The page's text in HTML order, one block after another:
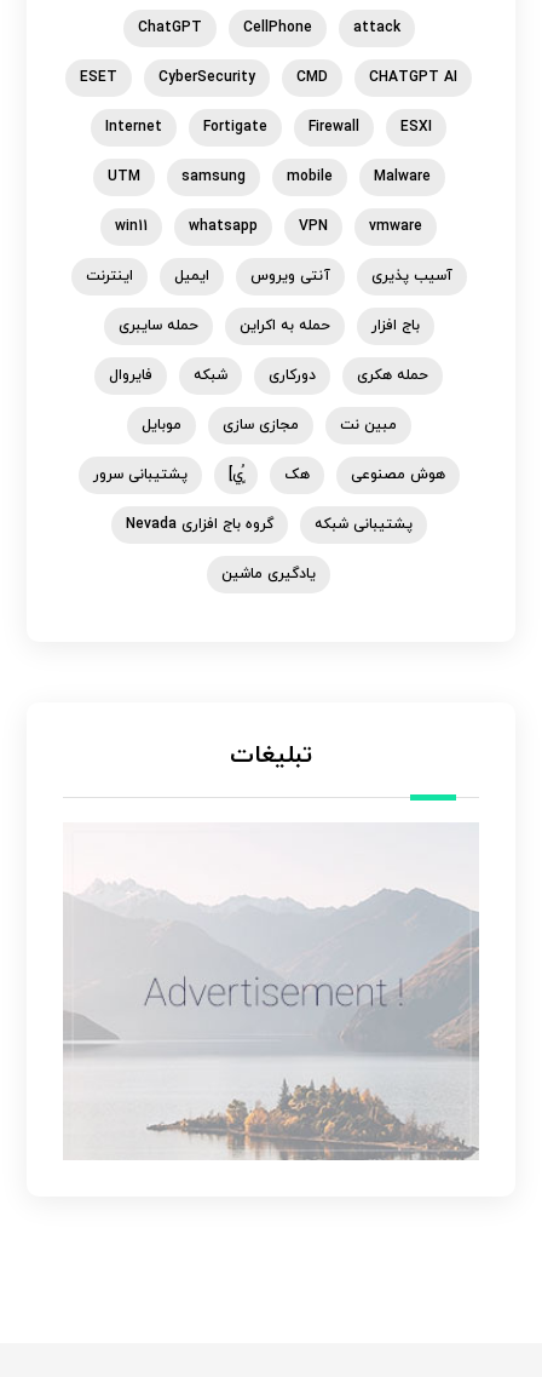
attack
CellPhone
ChatGPT
CHATGPT AI
CMD
CyberSecurity
ESET
ESXI
Firewall
Fortigate
Internet
Malware
mobile
samsung
UTM
vmware
VPN
whatsapp
win11
آسیب پذیری آنتی ویروس ایمیل اینترنت
باج افزار حمله به اکراین حمله سایبری
حمله هکری دورکاری شبکه فایروال
مبین نت مجازی سازی موبایل
هوش مصنوعی هک ٍُي] پشتیبانی سرور
پشتیبانی شبکه گروه باج افزاری Nevada
یادگیری ماشین
تبلیغات